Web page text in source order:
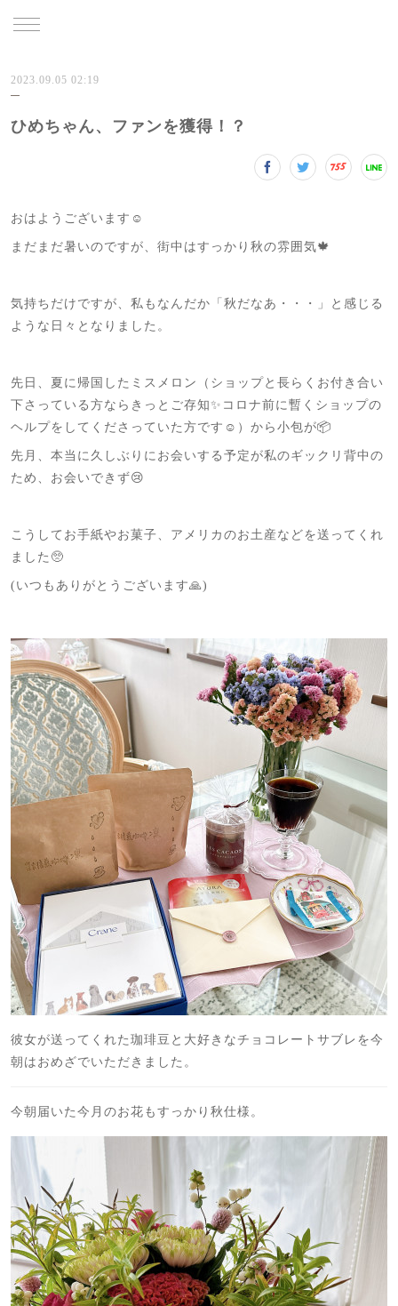
2023.09.05 02:19
ひめちゃん、ファンを獲得！？
おはようございます☺️
まだまだ暑いのですが、街中はすっかり秋の雰囲気🍁
気持ちだけですが、私もなんだか「秋だなあ・・・」と感じる
ような日々となりました。
先日、夏に帰国したミスメロン（ショップと長らくお付き合い
下さっている方ならきっとご存知✨コロナ前に暫くショップの
ヘルプをしてくださっていた方です☺️）から小包が📦
先月、本当に久しぶりにお会いする予定が私のギックリ背中の
ため、お会いできず😢
こうしてお手紙やお菓子、アメリカのお土産などを送ってくれ
ました🥺
(いつもありがとうございます🙏)
彼女が送ってくれた珈琲豆と大好きなチョコレートサブレを今
朝はおめざでいただきました。
今朝届いた今月のお花もすっかり秋仕様。